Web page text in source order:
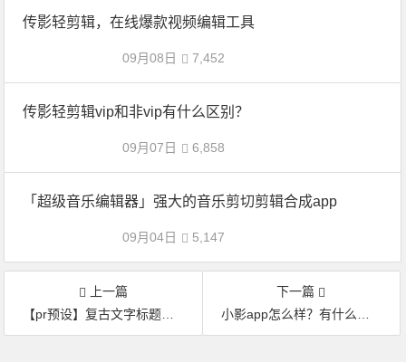
传影轻剪辑，在线爆款视频编辑工具
09月08日 7,452
传影轻剪辑vip和非vip有什么区别？
09月07日 6,858
「超级音乐编辑器」强大的音乐剪切剪辑合成app
09月04日 5,147
上一篇
【pr预设】复古文字标题动画！
下一篇
小影app怎么样？有什么好玩的功能。